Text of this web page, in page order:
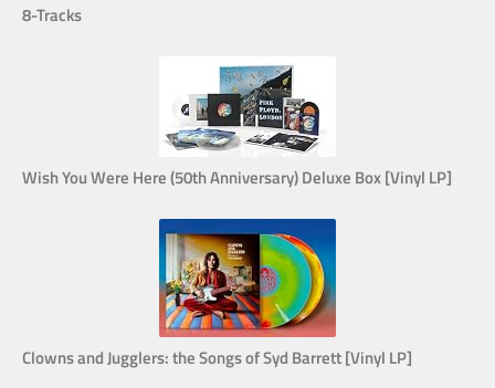
8-Tracks
Wish You Were Here (50th Anniversary) Deluxe Box [Vinyl LP]
Clowns and Jugglers: the Songs of Syd Barrett [Vinyl LP]